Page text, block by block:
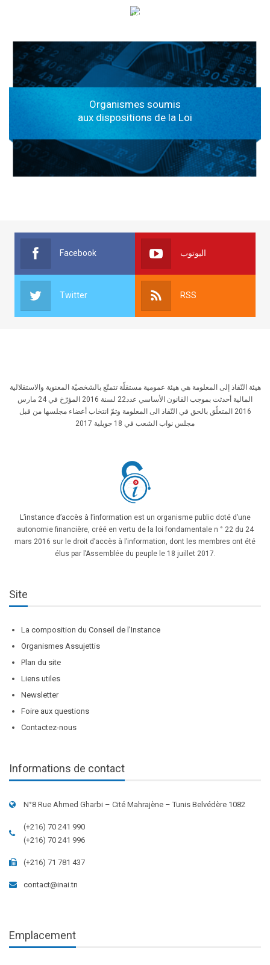
الهياكل الخاضعة لقانون النفاذ إلى المعلومة
Organismes soumis
aux dispositions de la Loi
Facebook اليوتوب
Twitter RSS
هيئة النّفاذ إلى المعلومة هي هيئة عمومية مستقلّة تتمتّع بالشخصيّة المعنوية والاستقلالية
المالية أحدثت بموجب القانون الأساسي عدد22 لسنة 2016 المؤرّخ في 24 مارس
2016 المتعلّق بالحق في النّفاذ الى المعلومة وتمّ انتخاب أعضاء مجلسها من قبل
مجلس نواب الشعب في 18 جويلية 2017
L’instance d’accès à l’information est un organisme public doté d’une
autonomie financière, créé en vertu de la loi fondamentale n ° 22 du 24
mars 2016 sur le droit d’accès à l’information, dont les membres ont été
élus par l’Assemblée du peuple le 18 juillet 2017.
Site
La composition du Conseil de l’Instance
Organismes Assujettis
Plan du site
Liens utiles
Newsletter
Foire aux questions
Contactez-nous
Informations de contact
N°8 Rue Ahmed Gharbi – Cité Mahrajène – Tunis Belvédère 1082
(+216) 70 241 990
(+216) 70 241 996
(+216) 71 781 437
contact@inai.tn
Emplacement